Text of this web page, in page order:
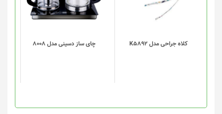
کلاه جراحی مدل K5892 چای ساز دسینی مدل 8008
انواع
مختلفی
می
گزینه
محصول